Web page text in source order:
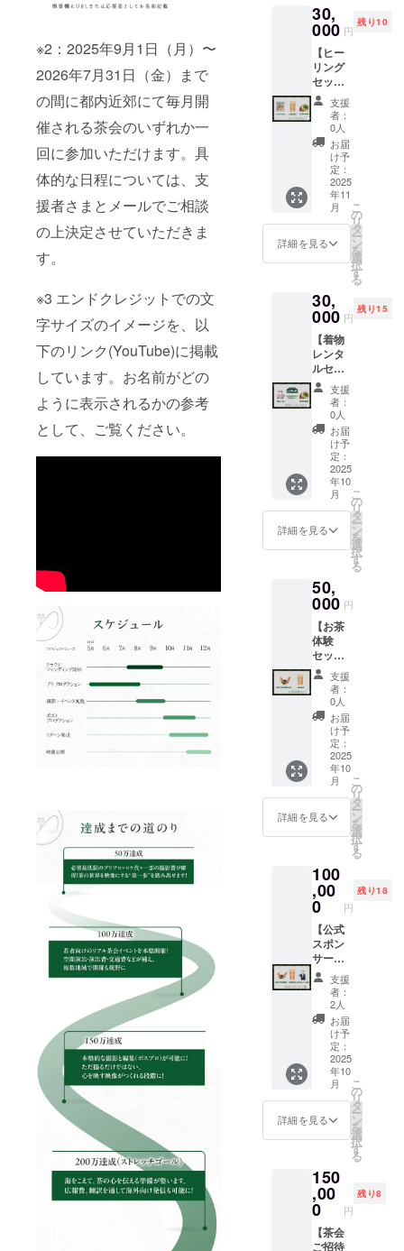
※2：2025年9月1日（月）〜
2026年7月31日（金）まで
の間に都内近郊にて毎月開
催される茶会のいずれか一
回に参加いただけます。具
体的な日程については、支
援者さまとメールでご相談
の上決定させていただきま
す。
※3 エンドクレジットでの文
字サイズのイメージを、以
下のリンク(YouTube)に掲載
しています。お名前がどの
ように表示されるかの参考
として、ご覧ください。
どのよ
うに表
示され
るかの
参考と
して、
ご覧く
ださ
い。
https://
www.yo
utube.c
om/wat
ch?
v=jkTG
uhRAp
pY ・注
意事
項：支
必ず備
考欄に
掲載を
希望さ
れるお
名前を
ご記入
くださ
い。
ださ
い。 ※2
2025年
10月1日
（水）
〜2026
年7月31
（金）
までの
間に都
内近郊
にて毎
月開催
される
での茶
会に参
す。具
体的な
日程に
ついて
は、支
援者さ
まと
メール
でご相
談の上
決定さ
せてい
ただき
ます。
間：映
像が存
限り掲
載 ・掲
載方
法：文
字のみ
です(10
文字以
内)。エ
ンドク
レジッ
トでの
文字サ
イズの
イメー
ジを、
以下の
リンク
(YouTub
e)に掲
いま
す。お
名前が
どのよ
うに表
示され
るかの
参考と
して、
ご覧く
ださ
い。
https://
www.yo
utube.c
om/wat
ch?
v=jkTG
uhRAp
pY ・注
項：支
援時、
必ず備
考欄に
掲載を
希望さ
ださ
い。 ・
の調整
は、毎
月初め
に専用
フォー
ムにて
行いま
す。 ※
日程に
は限り
がござ
います
ご希望
に添え
ざいま
す。あ
らかじ
めご了
承くだ
さい。
・最初
は緑茶
飲み比
べ体験
となり
ますの
で、
KADOD
WA 茶
寮へお
（体験
全体は
10～12
時と12
時～14
時の２
部制で
す。）
・緑茶
飲み比
べ体験
は、約
40 分の
プログ
おりま
す。 ・
B.I.Y. ス
タンド
体験で
は、事
前に 16
種類の
中から
お好き
なお茶
をお選
びいた
だき、
チケッ
トをス
タンド
受付に
え、お
楽しみ
い。緑
茶 B.I.Y.
スタン
ド体験
可能時
間
月開催
される
茶会の
いずれ
か一回
に参加
いただ
けま
す。具
体的な
日程に
ついて
は、支
援者さ
まと
メール
でご相
ただき
ます。
量：1缶
(30g)。
７種の
中から
ランダ
ム。 原
材料及
び添加
物等の
食品表
示はお
届け商
ベルに
表記さ
品開封
前には
必ずお
届けの
リター
ンに貼
付され
たラベ
ルや注
意書き
をご確
認くだ
さい。
※3 ・掲
載期
像が存
続する
載方
法：文
字のみ
です(10
文字以
内)。エ
ンドク
レジッ
トでの
文字サ
イズの
イメー
ジを、
以下の
リンク
(YouTub
載して
いま
どのよ
うに表
示され
るかの
参考と
ジット
（小）
※3 ※原
材料及
び添加
物等の
食品表
示はお
届け商
品のラ
ベルに
表記さ
れま
す。商
品開封
前には
必ずお
付され
たラベ
ルや注
意書き
をご確
認くだ
さい。
※1 内容
量：1缶
(30g)。
７種の
中から
ランダ
ムで1
種。 ※2
提供方
法：
送りさ
せてい
す。 ※3
・掲載
期間：
映像が
存続す
る限り
掲載 ・
掲載方
法：文
字のみ
です(10
文字以
ンドク
レジッ
イズの
イメー
ジを、
リンク
(YouTub
e)に掲
載して
いま
す。お
名前が
どのよ
うに表
示され
るかの
参考と
ご覧く
ださ
www.yo
utube.c
om/wat
v=jkTG
30,
000 円
残り10
【ヒー
リング
セッ
ト】 ・
グリー
ティー
エアミ
スト
(10ml)
＆お茶
の花・
葉・枝
のサ
シェ
(5g)(香
ンダム)
・島田
市のお
茶「三
拾年番
茶」 ※1
・作法
動画※2
・エン
ドロー
ルクレ
ジット
容量：
120g 原
材料及
び添加
届け商
品のラ
ベルに
表記さ
れま
す。商
品開封
前には
必ずお
届けの
リター
ンに貼
付され
たラベ
ルや注
意書き
をご確
方法：
メール
にて動
画をお
送りさ
せてい
だきま
す。 ※3
・掲載
期間：
映像が
存続す
る限り
掲載 ・
掲載方
法：文
字のみ
です(10
レジッ
トでの
文字サ
イズの
イメー
支援
者：
0人
お届
け予
定：
2025
年11
月
詳細を見る
こ
の
リ
タ
ー
ン
を
選
択
す
る
30,
000 円
残り15
【着物
レンタ
ルセッ
ト】 ・
島田市
での着
物レン
タル
（提携
店利
用・有
効期限
付き）
※1 ・日
本茶イ
ンスト
ターが
淹れ
る、大
井川流
域の日
本茶2種
（金
谷・川
根）の
飲み比
べ＆緑
茶体験
（緑茶
B.I.Y.ス
タンド
＋緑茶
ツアー
き）※2
・作法
動画※3
・エン
ドロー
ルクレ
ジット
(小)※4
※1 2025
年10
月〜
2026年
3月まで
の間、
「しま
だきも
のさん
ぽ」さ
ができ
ます
（店舗
住所：
〒427-
支援
者：
0人
お届
け予
定：
2025
年10
月
詳細を見る
こ
の
リ
タ
ー
ン
を
選
択
す
る
50,
000 円
【お茶
体験
セッ
ト】 ・
茶道入
門対面
講座 60
（1day
・都内
近郊の
茶室・
有効期
限付
き）※1
・島田
茶「三
拾年番
茶」※2
・エン
ドロー
ルクレ
ジット
（小）
※3 ※1
2025年
10月1日
（水）
〜2026
年7月31
（金）
までの
間に都
内近郊
にて開
しま
す。具
体的な
日程に
ついて
は、支
支援
者：
0人
お届
け予
定：
2025
年10
月
詳細を見る
こ
の
リ
タ
ー
ン
を
選
択
す
る
100
,00
0 円
残り18
【公式
スポン
サー
権】 ・
茶道入
門対面
講座 60
（1day
・都内
近郊の
茶室・
有効期
限付
き）※1
・東出
式スポ
ンサー
権 ・島
田市お
茶 「三
拾年番
支援
者：
2人
お届
け予
定：
2025
年10
月
詳細を見る
こ
の
リ
タ
ー
ン
を
選
択
す
る
150
,00
0 円
残り8
【茶会
ご招待